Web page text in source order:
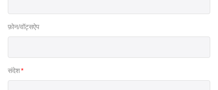
फ़ोन/वॉट्सऐप
संदेश*